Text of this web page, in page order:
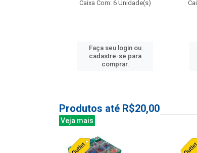
Caixa Com: 6 Unidade(s)
Faça seu login ou
cadastre-se para
comprar.
Produtos até R$20,00
Veja mais